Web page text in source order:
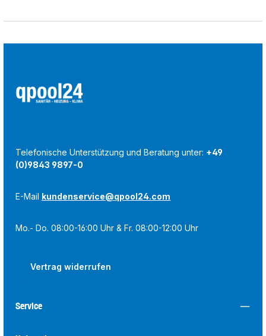
Telefonische Unterstützung und Beratung unter: +49
(0)9843 9897-0
E-Mail kundenservice@qpool24.com
Mo.- Do. 08:00-16:00 Uhr & Fr. 08:00-12:00 Uhr
Vertrag widerrufen
Service